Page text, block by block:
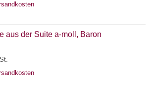
aus der Suite a-moll, Baron